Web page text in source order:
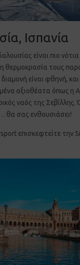
Ισπανία
είναι πιο
θερμοκρασία τους
διαμονή είναι φθηνή,
αξιοθέατα όπως η
ναός της Σεβίλλης.
θα σας ενθουσιάσει!
επισκεφτείτε την